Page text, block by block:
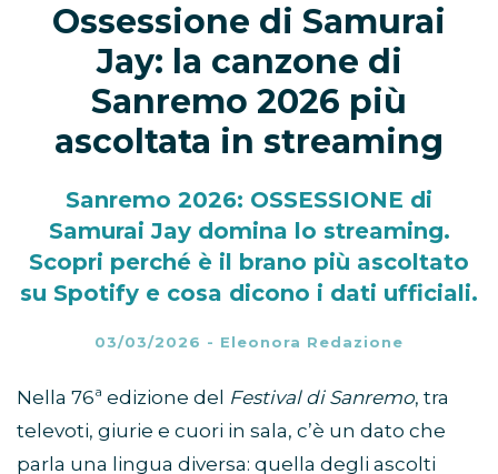
Ossessione di Samurai
Jay: la canzone di
Sanremo 2026 più
ascoltata in streaming
Sanremo 2026: OSSESSIONE di
Samurai Jay domina lo streaming.
Scopri perché è il brano più ascoltato
su Spotify e cosa dicono i dati ufficiali.
03/03/2026 - Eleonora Redazione
Nella 76ª edizione del Festival di Sanremo, tra
televoti, giurie e cuori in sala, c’è un dato che
parla una lingua diversa: quella degli ascolti